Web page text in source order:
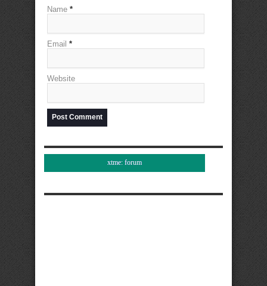
Name *
Email *
Website
xtme: forum